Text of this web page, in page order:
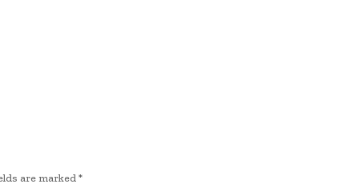
are marked*